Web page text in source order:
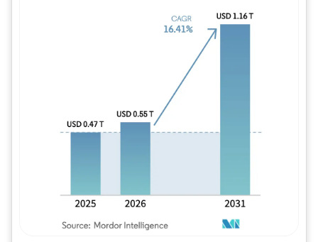
Imagem © Mordor Intelligence. O reuso